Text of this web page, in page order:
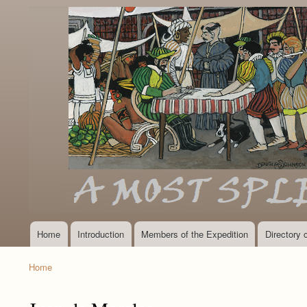
MainHome Introduction Members of the Expedition Directory
Home